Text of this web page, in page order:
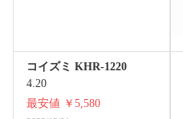
コイズミ KHR-1220
4.20
最安値 ￥5,580